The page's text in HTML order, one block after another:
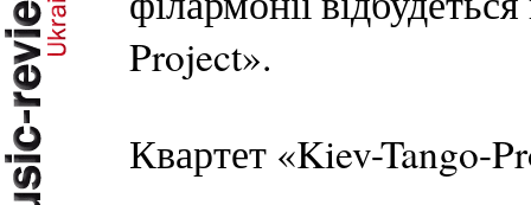
Project».
Квартет «Kiev-Tango-